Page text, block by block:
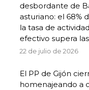
desbordante de
asturiano: el 68%
la tasa de
efectivo supera
22 de julio de 2026
El PP de Gijón
homenajeando a